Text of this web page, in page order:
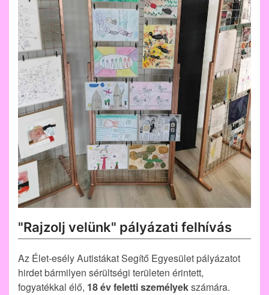
"Rajzolj velünk" pályázati felhívás
Az Élet-esély Autistákat Segítő Egyesület pályázatot
hirdet bármilyen sérültségi területen érintett,
fogyatékkal élő, 18 év feletti személyekszámára.